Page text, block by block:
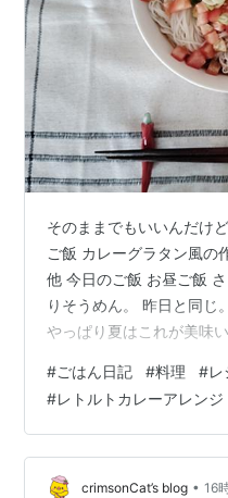
そのままでもいいんだけ
ご飯 カレーグラタン風の
他 今日のご飯 お昼ご飯
りそうめん。 昨日と同じ
やっぱり夏はこれが美味
作った割にはかなりおい
つまみにしたが、普通に
の集まりなんかで出して
米は進まない。マカロニ
ン風の作り方 材料 レトル
#ごはん日記 #料理 #
#レトルトカレーアレンジ
crimsonCat’s blog • 16